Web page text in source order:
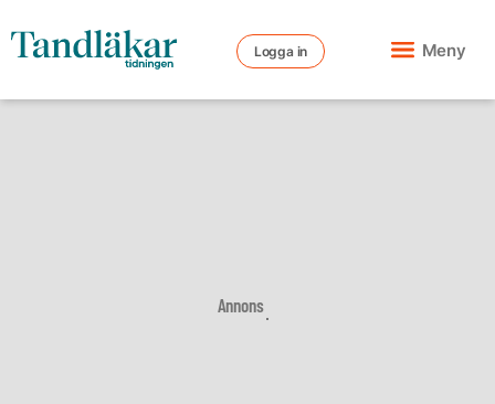
Logga in Meny
Annons